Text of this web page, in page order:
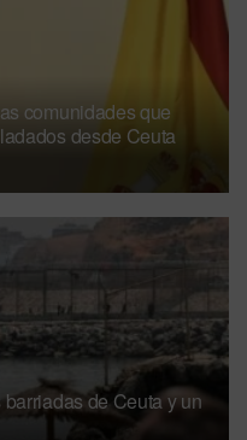
comunidades que
desde Ceuta
de Ceuta y un